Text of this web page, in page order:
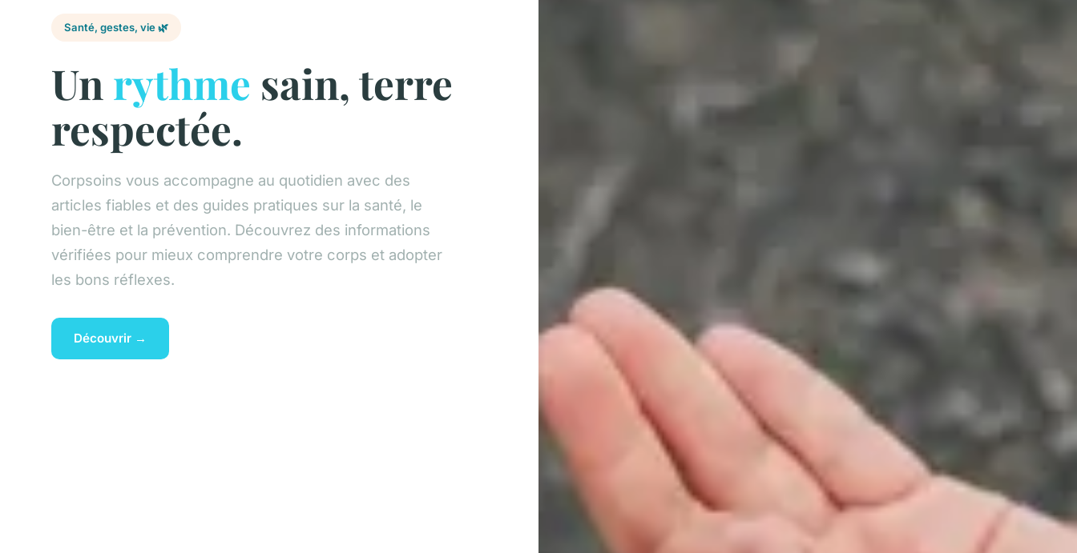
Santé, gestes, vie 🌿
Un rythme sain, terre
respectée.
Corpsoins vous accompagne au quotidien avec des
articles fiables et des guides pratiques sur la santé, le
bien-être et la prévention. Découvrez des informations
vérifiées pour mieux comprendre votre corps et adopter
les bons réflexes.
Découvrir →